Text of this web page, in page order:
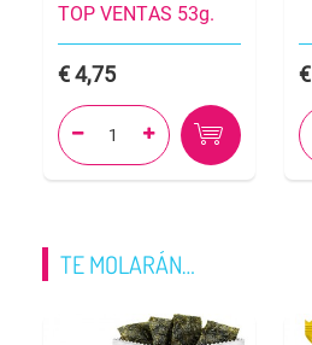
TOP VENTAS 53g.
4,75
 
TE MOLARÁN…